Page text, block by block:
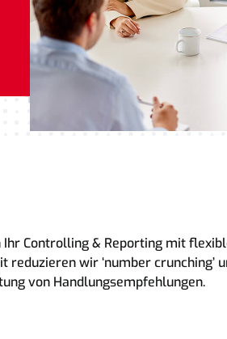
Controlling & Reporting mit
reduzieren wir ‘number crunching’
von Handlungsempfehlungen.